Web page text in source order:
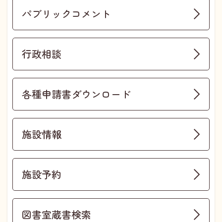
パブリックコメント
行政相談
各種申請書ダウンロード
施設情報
施設予約
図書室蔵書検索